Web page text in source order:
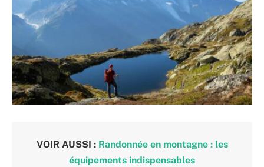
VOIR AUSSI : Randonnée en montagne : les
équipements indispensables